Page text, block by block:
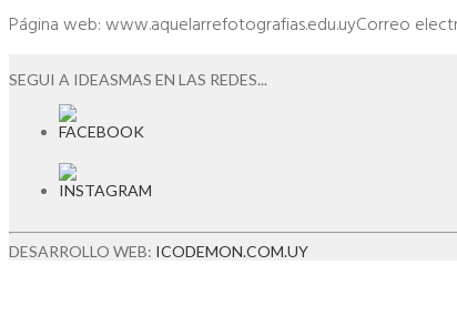
Página web: www.aquelarrefotografias.edu.uyCorreo
SEGUI A IDEASMAS EN LAS REDES...
DESARROLLO WEB: ICODEMON.COM.UY